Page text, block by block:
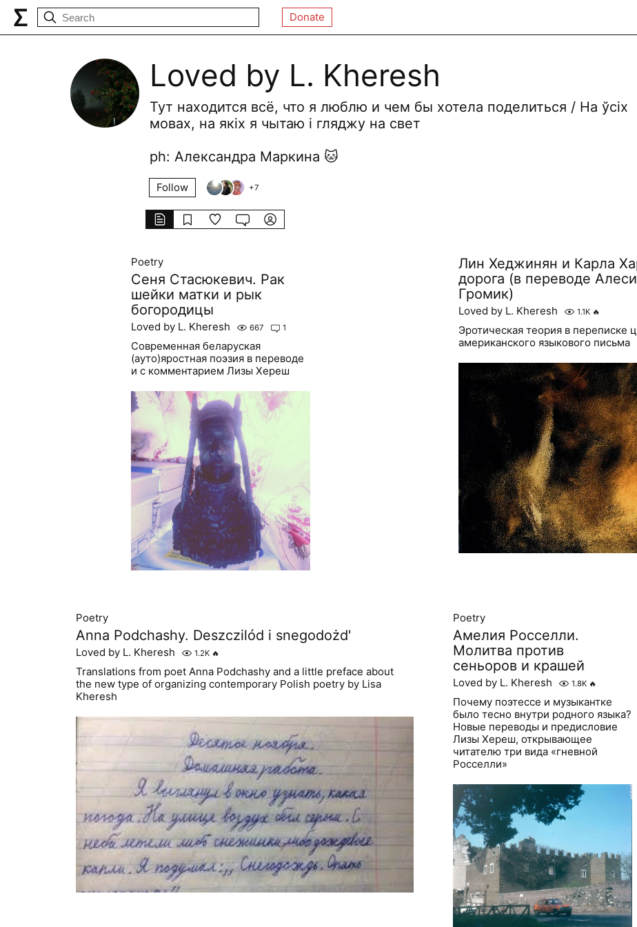
Donate
Loved by L. Kheresh
Тут находится всё, что я люблю и чем бы хотела поделиться / На ўсіх
мовах, на якіх я чытаю і гляджу на свет
ph: Александра Маркина 🐱
Follow +7
Poetry
Сеня Стасюкевич. Рак
шейки матки и рык
богородицы
Loved by L. Kheresh 667 1
Современная беларуская
(ауто)яростная поэзия в переводе
и с комментарием Лизы Хереш
Лин Хеджинян и Карла
дорога (в переводе
Громик)
Loved by L. Kheresh 1.1K 🔥
Эротическая теория в переписке
американского языкового письма
Poetry
Anna Podchashy. Deszczilód i snegodożd'
Loved by L. Kheresh 1.2K 🔥
Translations from poet Anna Podchashy and a little preface about
the new type of organizing contemporary Polish poetry by Lisa
Kheresh
Poetry
Амелия Росселли.
Молитва против
сеньоров и крашей
Loved by L. Kheresh 1.8K 🔥
Почему поэтессе и музыкантке
было тесно внутри родного языка?
Новые переводы и предисловие
Лизы Хереш, открывающее
читателю три вида «гневной
Росселли»